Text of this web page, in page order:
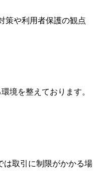
策や利用者保護の観点
境を整えております。
は取引に制限がかかる場